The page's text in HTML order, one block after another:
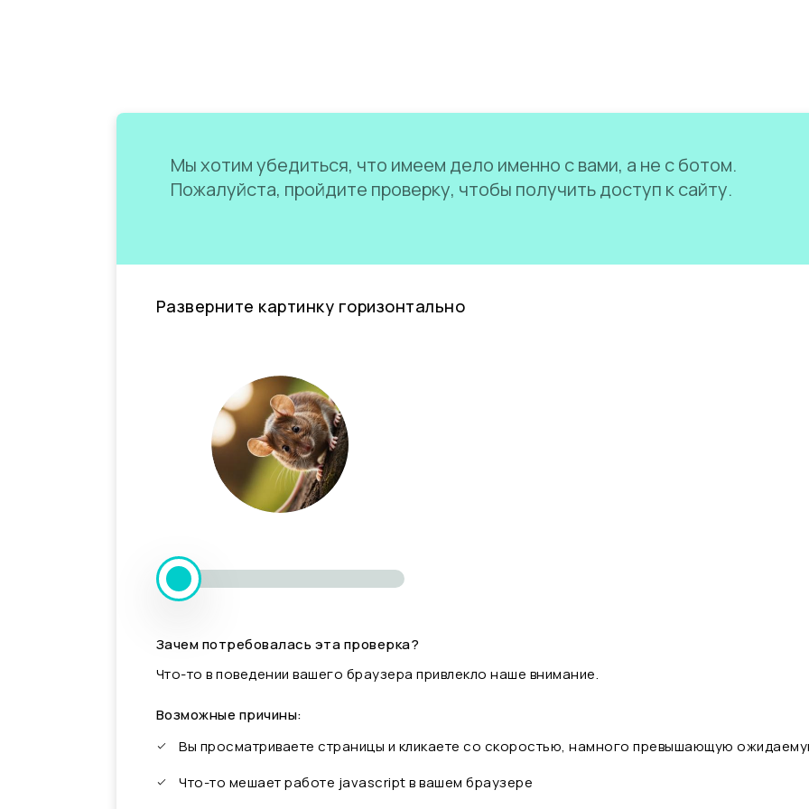
Мы хотим убедиться, что имеем дело именно с вами, а не с ботом.
Пожалуйста, пройдите проверку, чтобы получить доступ к сайту.
Разверните картинку горизонтально
Зачем потребовалась эта проверка?
Что-то в поведении вашего браузера привлекло наше внимание.
Возможные причины:
Вы просматриваете страницы и кликаете со скоростью, намного превышающую
Что-то мешает работе javascript в вашем браузере